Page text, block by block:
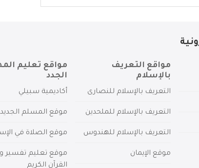
مواقع التعريف
بالإسلام
التعريف بالإسلام للنصارى
التعريف بالإسلام للملحدين
التعريف بالإسلام للهندوس
موقع الإيمان
مواقع تعليم
الجدد
أكاديمية سبيلي
موقع المسلم الجديد
موقع الصلاة في
موقع تعليم تفسير
القرآن الكريم